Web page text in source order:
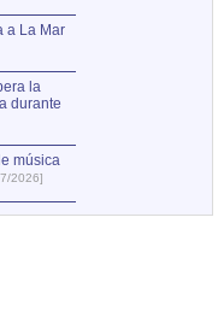
a La Mar
la
durante
música
2026]